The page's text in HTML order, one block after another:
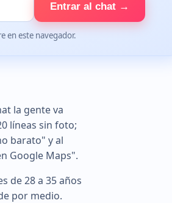
Entrar al chat →
en este navegador.
la gente va
líneas sin foto;
barato" y al
Google Maps".
de 28 a 35 años
por medio.